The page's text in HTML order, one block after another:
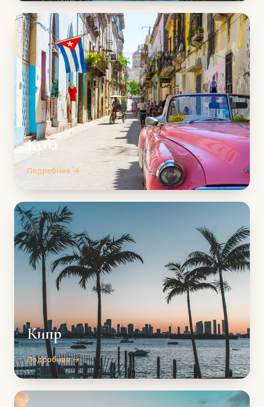
Куба
Подробнее →
Кипр
Подробнее →